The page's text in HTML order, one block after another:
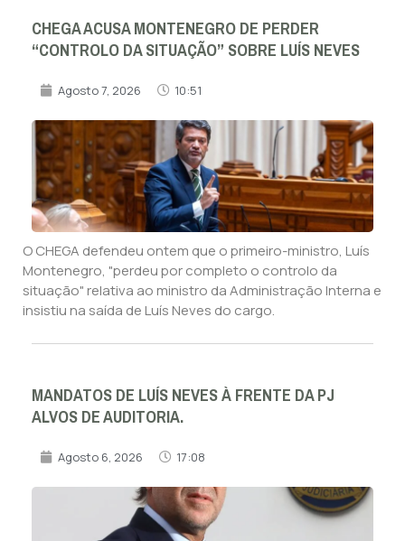
CHEGA ACUSA MONTENEGRO DE PERDER
“CONTROLO DA SITUAÇÃO” SOBRE LUÍS NEVES
Agosto 7, 2026 10:51
O CHEGA defendeu ontem que o primeiro-ministro, Luís
Montenegro, "perdeu por completo o controlo da
situação" relativa ao ministro da Administração Interna e
insistiu na saída de Luís Neves do cargo.
MANDATOS DE LUÍS NEVES À FRENTE DA PJ
ALVOS DE AUDITORIA.
Agosto 6, 2026 17:08